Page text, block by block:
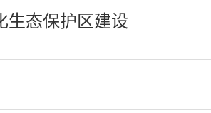
生态保护区建设